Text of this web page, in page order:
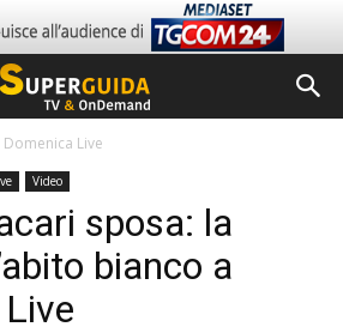
Domenica Live
Video
sposa: la
bianco a